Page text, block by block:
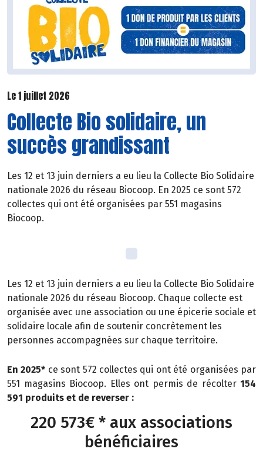
Le 1 juillet 2026
Collecte Bio solidaire, un
succès grandissant
Les 12 et 13 juin derniers a eu lieu la Collecte Bio Solidaire
nationale 2026 du réseau Biocoop. En 2025 ce sont 572
collectes qui ont été organisées par 551 magasins
Biocoop.
Les 12 et 13 juin derniers a eu lieu la Collecte Bio Solidaire
nationale 2026 du réseau Biocoop. Chaque collecte est
organisée avec une association ou une épicerie sociale et
solidaire locale afin de soutenir concrètement les
personnes accompagnées sur chaque territoire.
En 2025* ce sont 572 collectes qui ont été organisées par
551 magasins Biocoop. Elles ont permis de récolter 154
591 produits et de reverser :
220 573€ * aux associations
bénéficiaires